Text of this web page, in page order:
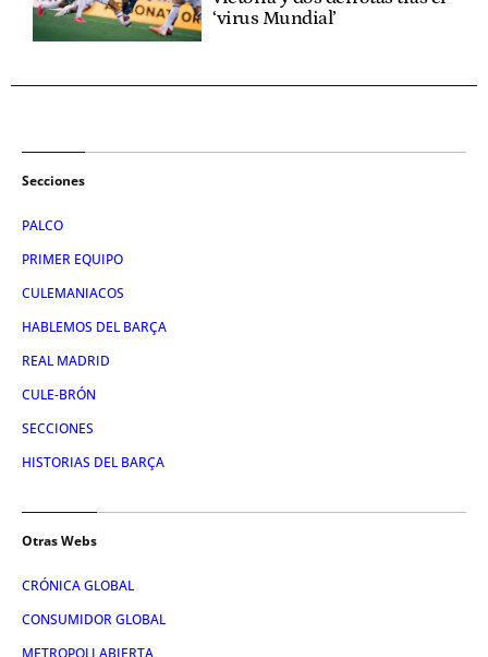
‘virus Mundial’
Secciones
PALCO
PRIMER EQUIPO
CULEMANIACOS
HABLEMOS DEL BARÇA
REAL MADRID
CULE-BRÓN
SECCIONES
HISTORIAS DEL BARÇA
Otras Webs
CRÓNICA GLOBAL
CONSUMIDOR GLOBAL
METROPOLI ABIERTA